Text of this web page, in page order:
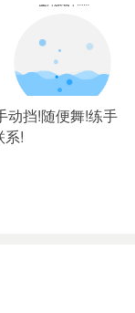
动挡!随便舞!练手
系!